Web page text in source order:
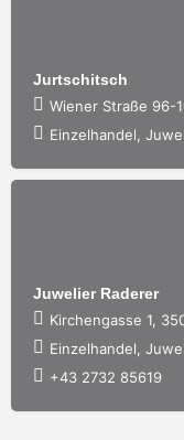
Jurtschitsch
Wiener Straße 96-
Einzelhandel,
Juwelier Raderer
Kirchengasse 1,
Einzelhandel,
+43 2732 85619